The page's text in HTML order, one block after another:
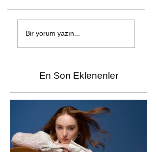
Çağan Şengül'den
yeni şarkı: Bir Ev
Bir yorum yazın...
En Son Eklenenler